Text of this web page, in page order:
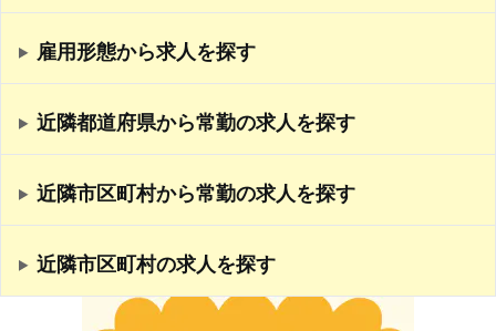
雇用形態から求人を探す
近隣都道府県から常勤の求人を探す
近隣市区町村から常勤の求人を探す
近隣市区町村の求人を探す